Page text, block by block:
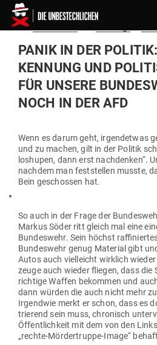
Am
PANIK IN DER
KENNUNG UND
FÜR UNSERE
NOCH IN DER AFD
Wenn es darum geht, irgend­etwas
und zu machen, gilt in der Politik
loshupen, dann erst nach­denken“.
nachdem man fest­stellen musste,
Bein geschossen hat.
So auch in der Frage der
Markus Söder ritt gleich mal eine
Bun­deswehr. Sein höchst
Bun­deswehr genug Material gibt
Autos auch viel­leicht wirklich
zeuge auch wieder fliegen, dass die
richtige Waffen bekommen und
dann würden die auch nicht mehr
Irgendwie merkt er schon, dass es
trierend sein muss, chro­nisch
Öffent­lichkeit mit dem von den
„rechte-Mör­der­truppe-Image“